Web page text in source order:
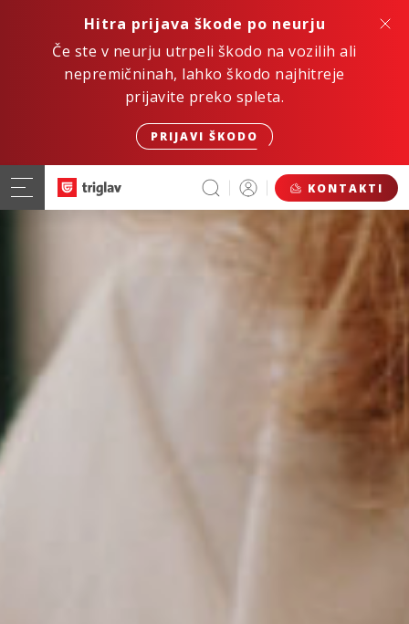
Hitra prijava škode po neurju
Če ste v neurju utrpeli škodo na vozilih ali
nepremičninah, lahko škodo najhitreje
prijavite preko spleta.
PRIJAVI ŠKODO
KONTAKTI